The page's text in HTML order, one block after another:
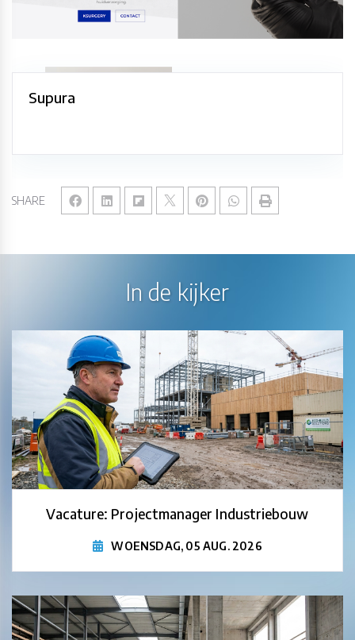
SHARE
Supura
In de kijker
Vacature: Projectmanager Industriebouw
WOENSDAG, 05 AUG. 2026